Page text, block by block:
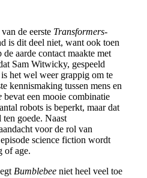
de eerste Transformers-
is dit deel niet, want ook toen
aarde contact maakte met
Sam Witwicky, gespeeld
het wel weer grappig om te
kennismaking tussen mens en
bevat een mooie combinatie
robots is beperkt, maar dat
goede. Naast
voor de rol van
science fiction wordt
of age.
Bumblebee niet heel veel toe